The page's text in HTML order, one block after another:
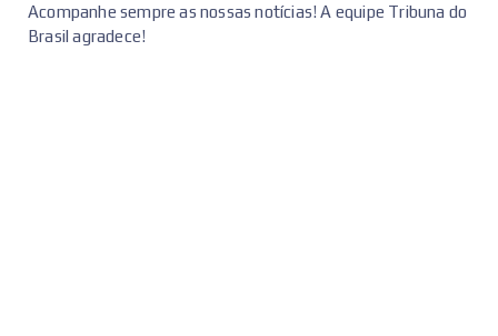
Acompanhe sempre as nossas notícias! A equipe Tribuna do
Brasil agradece!